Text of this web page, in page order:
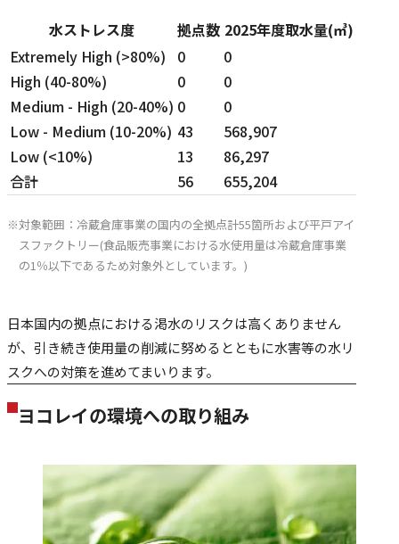
水リスクの把握
水ストレス度 拠点数 2025年度取水量(㎥)
Extremely High (>80%)
0
0
High (40-80%)
0
0
Medium - High (20-40%) 0
0
Low - Medium (10-20%) 43
568,907
Low (<10%)
13
86,297
合計
56 655,204
対象範囲：冷蔵倉庫事業の国内の全拠点計55箇所および平戸アイ
スファクトリー(食品販売事業における水使用量は冷蔵倉庫事業
の1％以下であるため対象外としています。)
日本国内の拠点における渇水のリスクは高くありません
が、引き続き使用量の削減に努めるとともに水害等の水リ
スクへの対策を進めてまいります。
ヨコレイの環境への取り組み